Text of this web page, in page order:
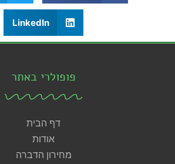
LinkedIn
פופולרי באתר
דף הבית
אודות
מחירון הדברה